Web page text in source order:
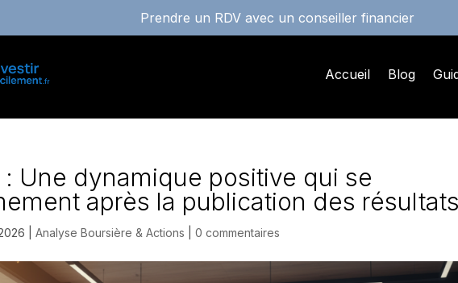
Prendre un RDV avec un conseiller financier
Accueil Blog
Une dynamique positive qui se
après la publication des
|Analyse Boursière & Actions |0 commentaires